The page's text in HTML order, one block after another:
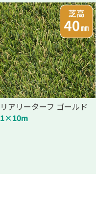
リアリーターフ ゴールド
1×10m